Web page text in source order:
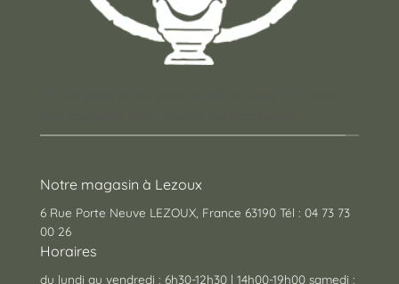
Notre magasin à Lezoux
6 Rue Porte Neuve LEZOUX, France 63190 Tél : 04 73 73
00 26
Horaires
du lundi au vendredi : 6h30-12h30 | 14h00-19h00 samedi :